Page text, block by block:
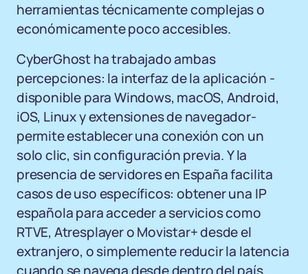
herramientas técnicamente complejas o
económicamente poco accesibles.
CyberGhost ha trabajado ambas
percepciones: la interfaz de la aplicación -
disponible para Windows, macOS, Android,
iOS, Linux y extensiones de navegador-
permite establecer una conexión con un
solo clic, sin configuración previa. Y la
presencia de servidores en España facilita
casos de uso específicos: obtener una IP
española para acceder a servicios como
RTVE, Atresplayer o Movistar+ desde el
extranjero, o simplemente reducir la latencia